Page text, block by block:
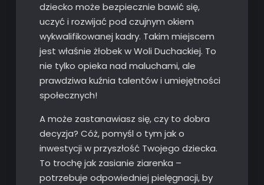
dziecko może bezpiecznie bawić się,
uczyć i rozwijać pod czujnym okiem
wykwalifikowanej kadry. Takim miejscem
jest właśnie żłobek w Woli Duchackiej. To
nie tylko opieka nad maluchami, ale
prawdziwa kuźnia talentów i umiejętności
społecznych!
A może zastanawiasz się, czy to dobra
decyzja? Cóż, pomyśl o tym jak o
inwestycji w przyszłość Twojego dziecka.
To trochę jak zasianie ziarenka –
potrzebuje odpowiedniej pielęgnacji, by